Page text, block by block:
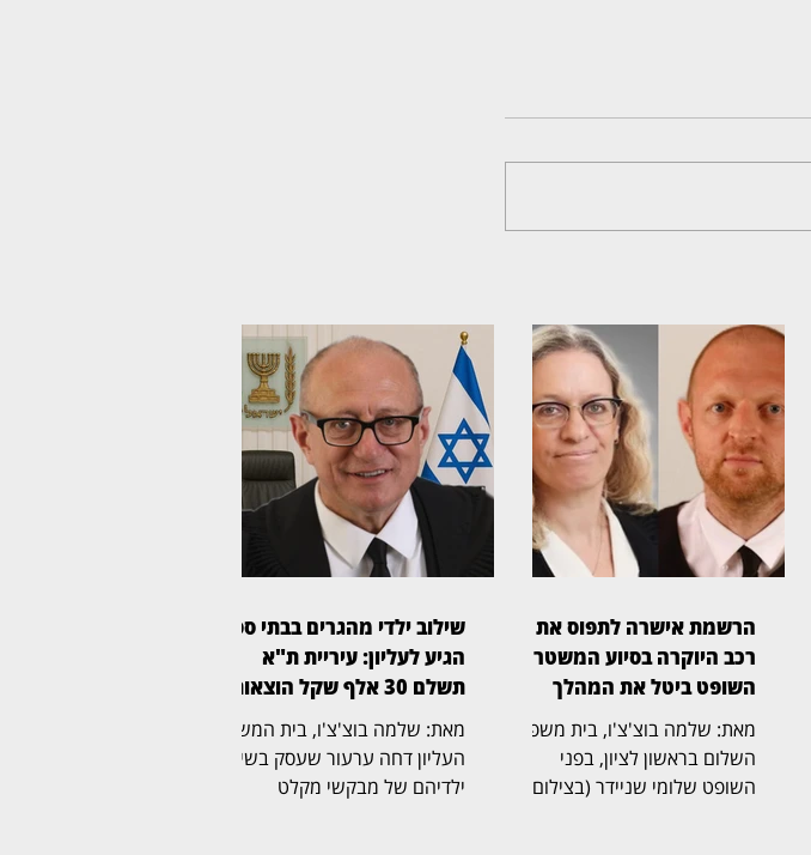
הרשמת אישרה לתפוס את
רכב היוקרה בסיוע המשטרה,
השופט ביטל את המהלך
מאת: שלמה בוצ'צ'ו, בית משפט
השלום בראשון לציון, בפני
השופט שלומי שניידר (בצילום),
שילוב ילדי מהגרים בבתי ספר
הגיע לעליון: עיריית ת"א
תשלם 30 אלף שקל הוצאות
מאת: שלמה בוצ'צ'ו, בית המשפט
העליון דחה ערעור שעסק בשילוב
ילדיהם של מבקשי מקלט